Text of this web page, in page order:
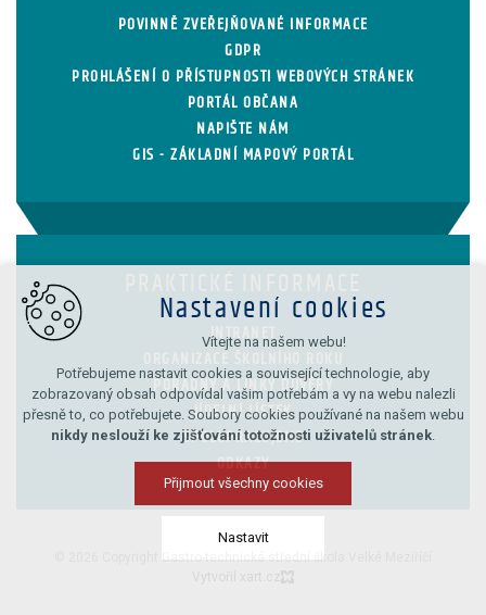
POVINNĚ ZVEŘEJŇOVANÉ INFORMACE
GDPR
PROHLÁŠENÍ O PŘÍSTUPNOSTI WEBOVÝCH STRÁNEK
PORTÁL OBČANA
NAPIŠTE NÁM
GIS - ZÁKLADNÍ MAPOVÝ PORTÁL
INTRANET
PORADNY A LINKY DŮVĚRY
JÍDELNÍ LÍSTEK
SPOLUPRACUJEME
ODKAZY
© 2026 Copyright Gastro-technická střední škola Velké Meziříčí
Nastavení cookies
Vítejte na našem webu!
Potřebujeme nastavit cookies a související technologie, aby
zobrazovaný obsah odpovídal vašim potřebám a vy na webu nalezli
přesně to, co potřebujete. Soubory cookies používané na našem webu
nikdy neslouží ke zjišťování totožnosti uživatelů stránek.
Přijmout všechny cookies
Nastavit